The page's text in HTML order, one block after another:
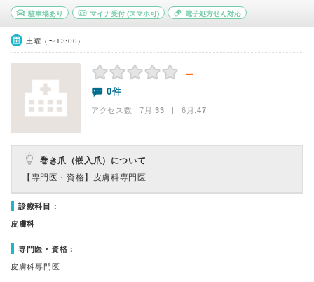
駐車場あり マイナ受付(スマホ可) 電子処方せん対応
土曜（〜13:00）
－
0件
アクセス数 7月:33 | 6月:47
巻き爪（嵌入爪）について
【専門医・資格】 皮膚科専門医
診療科目：
皮膚科
専門医・資格：
皮膚科専門医